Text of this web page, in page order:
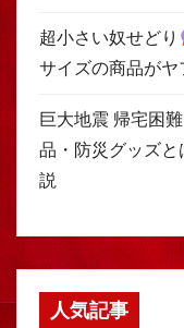
超小さい奴せどり
サイズの商品が
巨大地震 帰宅困
品・防災グッズ
説
人気記事